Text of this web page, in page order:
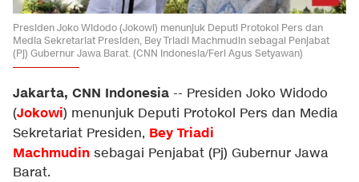
Presiden Joko Widodo (Jokowi) menunjuk Deputi Protokol Pers dan
Media Sekretariat Presiden, Bey Triadi Machmudin sebagai Penjabat
(Pj) Gubernur Jawa Barat. (CNN Indonesia/Feri Agus Setyawan)
Jakarta, CNN Indonesia -- Presiden Joko Widodo
(Jokowi) menunjuk Deputi Protokol Pers dan Media
Sekretariat Presiden, Bey Triadi
Machmudin sebagai Penjabat (Pj) Gubernur Jawa
Barat.